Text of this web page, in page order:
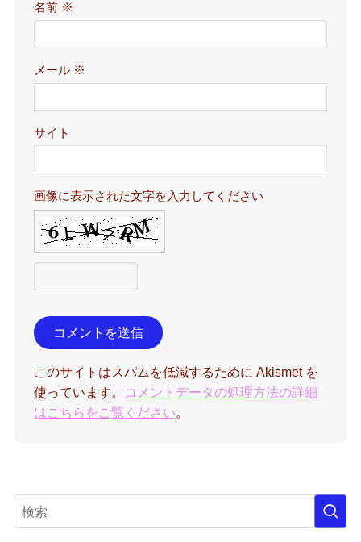
名前 ※
メール ※
サイト
画像に表示された文字を入力してください
このサイトはスパムを低減するために Akismet を
使っています。
コメントデータの処理方法の詳細
はこちらをご覧ください。